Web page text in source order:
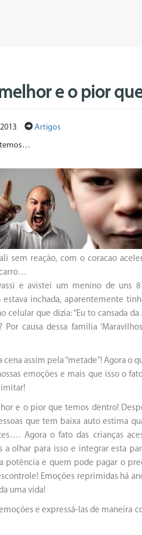
e o pior
Artigos
sem reação, com o coracao
carro…
e avistei um menino de uns
estava inchada, aparentemente
celular que dizia: “Eu to cansada
causa dessa família
assim pela “metade”! Agora o
emoções e mais que isso o
e o pior que temos dentro!
que tem baixa auto estima
Agora o fato das crianças
a olhar para isso e integrar esta
e quem pode pagar o
Emoções reprimidas há
uma vida!
e expressá-las de maneira